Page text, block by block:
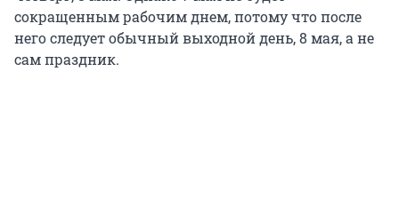
сокращенным рабочим днем, потому что после
него следует обычный выходной день, 8 мая, а не
сам праздник.